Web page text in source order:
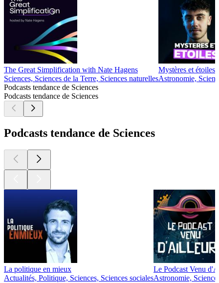
The Great Simplification with Nate Hagens
Sciences, Sciences de la Terre, Sciences naturelles
Mystères et étoiles
Astronomie,
Podcasts tendance de Sciences
Podcasts tendance de Sciences
Podcasts tendance de Sciences
La politique en mieux
Actualités, Politique, Sciences, Sciences sociales
Le Podcast Venu
Astronomie,